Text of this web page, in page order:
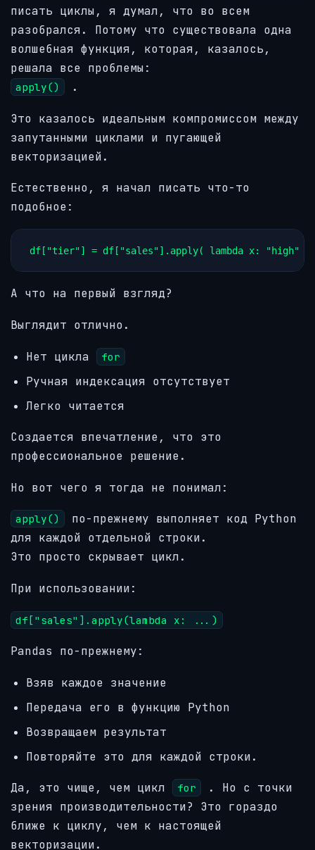
писать циклы, я думал, что во всем
разобрался. Потому что существовала одна
волшебная функция, которая, казалось,
решала все проблемы:
apply() .
Это казалось идеальным компромиссом между
запутанными циклами и пугающей
векторизацией.
Естественно, я начал писать что-то
подобное:
df["tier"] = df["sales"].apply( lambda x: "high"
А что на первый взгляд?
Выглядит отлично.
Нет цикла for
Ручная индексация отсутствует
Легко читается
Создается впечатление, что это
профессиональное решение.
Но вот чего я тогда не понимал:
apply()
по-прежнему выполняет код Python
для каждой отдельной строки.
Это просто скрывает цикл.
При использовании:
df["sales"].apply(lambda x: ...)
Pandas по-прежнему:
Взяв каждое значение
Передача его в функцию Python
Возвращаем результат
Повторяйте это для каждой строки.
Да, это чище, чем цикл for
. Но с точки
зрения производительности? Это гораздо
ближе к циклу, чем к настоящей
векторизации.